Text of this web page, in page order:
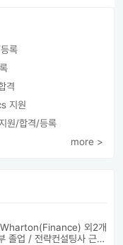
록
격
지원
원/합격/등록
more >
외2개
UPENN WHARTON 학부 졸업 / 전략컨설팅사 근무 / HBS MBA 재학 중 ...